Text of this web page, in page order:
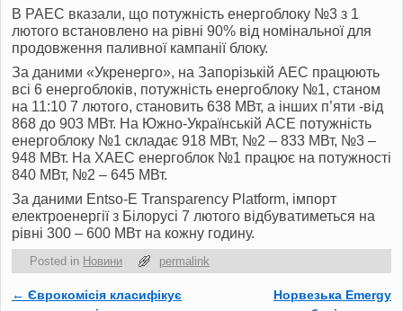
В РАЕС вказали, що потужність енергоблоку №3 з 1
лютого встановлено на рівні 90% від номінальної для
продовження паливної кампанії блоку.
За даними «Укренерго», на Запорізькій АЕС працюють
всі 6 енергоблоків, потужність енергоблоку №1, станом
на 11:10 7 лютого, становить 638 МВт, а інших п’яти -від
868 до 903 МВт. На Южно-Українській АСЕ потужність
енергоблоку №1 складає 918 МВт, №2 – 833 МВт, №3 –
948 МВт. На ХАЕС енергоблок №1 працює на потужності
840 МВт, №2 – 645 МВт.
За даними Entso-E Transparency Platform, імпорт
електроенергії з Білорусі 7 лютого відбуватиметься на
рівні 300 – 600 МВт на кожну годину.
Posted in Новини permalink
Post navigation
← Єврокомісія класифікує
Норвезька Emergy